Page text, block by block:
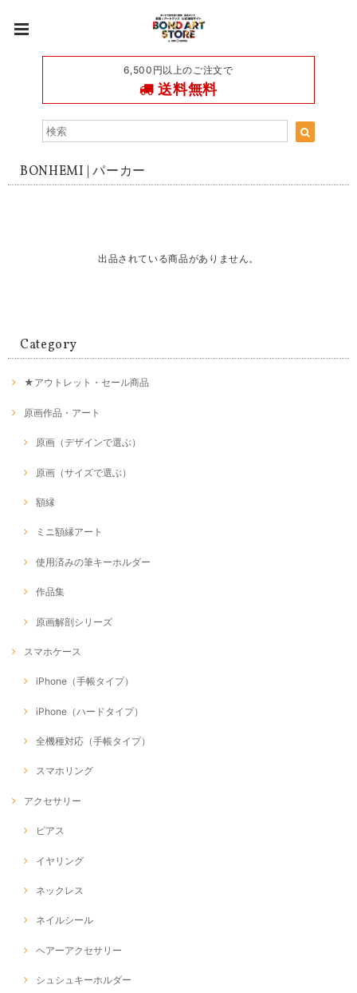
6,500円以上のご注文で
送料無料
BONHEMI | パーカー
出品されている商品がありません。
Category
★アウトレット・セール商品
原画作品・アート
原画（デザインで選ぶ）
原画（サイズで選ぶ）
額縁
ミニ額縁アート
使用済みの筆キーホルダー
作品集
原画解剖シリーズ
スマホケース
iPhone（手帳タイプ）
iPhone（ハードタイプ）
全機種対応（手帳タイプ）
スマホリング
アクセサリー
ピアス
イヤリング
ネックレス
ネイルシール
ヘアーアクセサリー
シュシュキーホルダー